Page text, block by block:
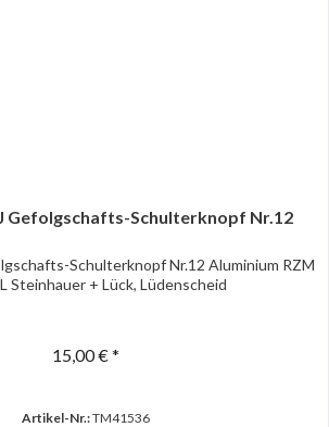
Gefolgschafts-Schulterknopf Nr.12
Schulterknopf Nr.12 Aluminium RZM
Steinhauer + Lück, Lüdenscheid
15,00 € *
Artikel-Nr.:TM41536